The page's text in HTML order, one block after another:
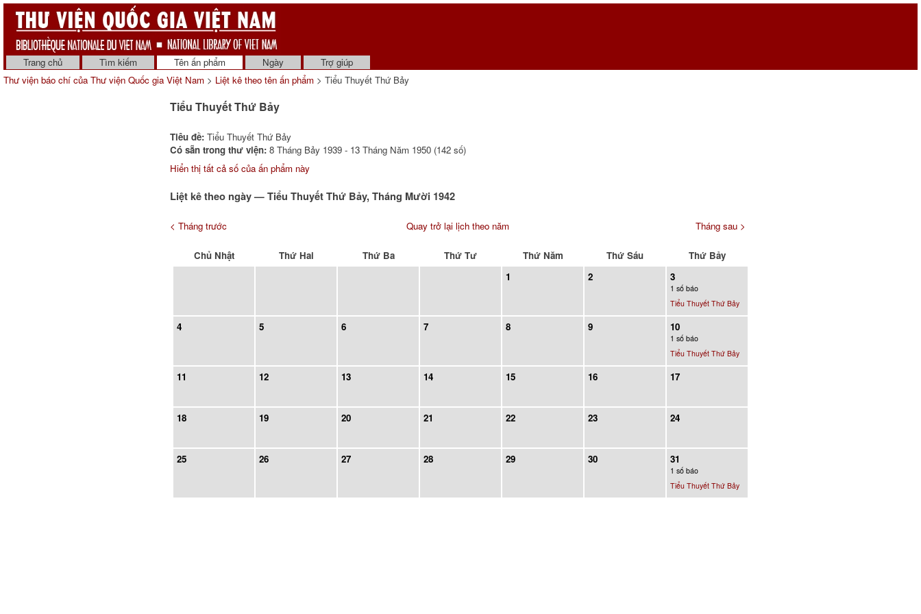
Trang chủ Tìm kiếm Tên ấn phẩm Ngày
Trợ giúp
Thư viện báo chí của Thư viện Quốc gia Việt Nam > Liệt kê theo tên ấn phẩm > Tiểu Thuyết Thứ Bảy
Tiểu Thuyết Thứ Bảy
Tiêu đề: Tiểu Thuyết Thứ Bảy
Có sẵn trong thư viện: 8 Tháng Bảy 1939 - 13 Tháng Năm 1950 (142 số)
Hiển thị tất cả số của ấn phẩm này
Liệt kê theo ngày — Tiểu Thuyết Thứ Bảy, Tháng Mười 1942
< Tháng trước Quay trở lại lịch theo năm Tháng sau >
Chủ Nhật Thứ Hai Thứ Ba Thứ Tư Thứ Năm Thứ Sáu
Thứ Bảy
1
2 3
1 số báo
Tiểu Thuyết Thứ Bảy
4 5 6 7 8 9 10
1 số báo
Tiểu Thuyết Thứ Bảy
11 12 13 14 15 16 17
18 19 20 21 22 23 24
25 26 27 28 29 30 31
1 số báo
Tiểu Thuyết Thứ Bảy